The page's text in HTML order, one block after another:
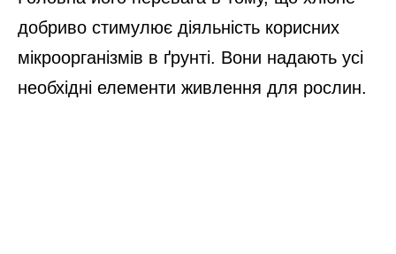
добриво стимулює діяльність корисних
мікроорганізмів в ґрунті. Вони надають усі
необхідні елементи живлення для рослин.